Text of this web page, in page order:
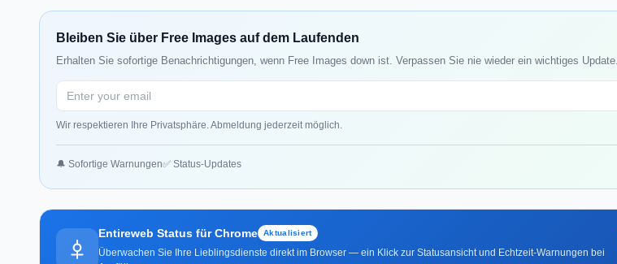
Bleiben Sie über Free Images auf dem Laufenden
Erhalten Sie sofortige Benachrichtigungen, wenn Free Images down ist. Verpassen Sie nie wieder ein wichtiges Update.
Wir respektieren Ihre Privatsphäre. Abmeldung jederzeit möglich.
🔔 Sofortige Warnungen✅ Status-Updates
Entireweb Status für Chrome Aktualisiert
Überwachen Sie Ihre Lieblingsdienste direkt im Browser — ein Klick zur Statusansicht und Echtzeit-Warnungen bei